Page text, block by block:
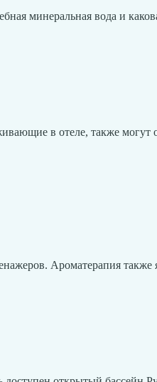
минеральная вода и
в отеле, также могут
Ароматерапия также